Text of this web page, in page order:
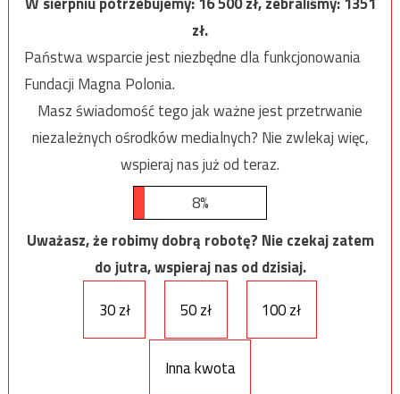
zł.
Państwa wsparcie jest niezbędne dla funkcjonowania
Fundacji Magna Polonia.
Masz świadomość tego jak ważne jest przetrwanie
niezależnych ośrodków medialnych? Nie zwlekaj więc,
wspieraj nas już od teraz.
8%
Uważasz, że robimy dobrą robotę? Nie czekaj zatem
do jutra, wspieraj nas od dzisiaj.
30 zł
50 zł 100 zł
Inna kwota